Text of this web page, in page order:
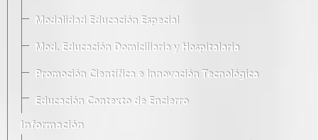
Modalidad Educación Especial
Mod. Educación Domiciliaria y Hospitalaria
Promoción Científica e Innovación Tecnológica
Educación Contexto de Encierro
Información